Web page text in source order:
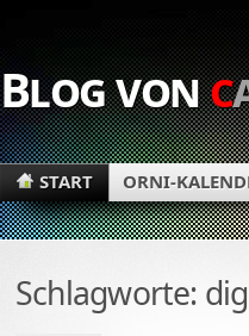
Blog vonc
START ORNI-
Schlagworte: